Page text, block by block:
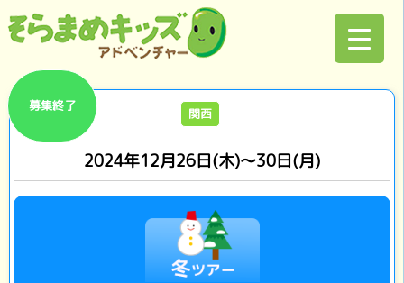
募集終了 関西
2024年12月26日(木)～30日(月)